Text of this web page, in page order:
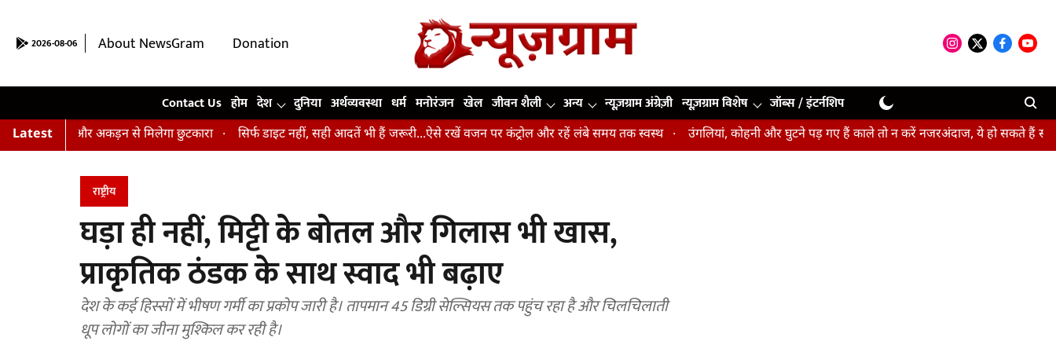
2026-08-06 About NewsGram
Donation
Contact Us होम देश दुनिया अर्थव्यवस्था धर्म मनोरंजन खेल जीवन शैली अन्य न्यूज़ग्राम अंग्रेज़ी न्यूज़ग्राम विशेष जॉब्स / इंटर्नशिप
Latest
और अकड़न से मिलेगा छुटकारा सिर्फ डाइट नहीं, सही आदतें भी हैं जरूरी...ऐसे रखें वजन पर कंट्रोल और रहें लंबे समय तक स्वस्थ उंगलियां, कोहनी और घुटने पड़ गए हैं काले तो न करें नजरअंदाज, ये हो सकते हैं संकेत
राष्ट्रीय
घड़ा ही नहीं, मिट्टी के बोतल और गिलास भी खास,
प्राकृतिक ठंडक के साथ स्वाद भी बढ़ाए
देश के कई हिस्सों में भीषण गर्मी का प्रकोप जारी है। तापमान 45 डिग्री सेल्सियस तक पहुंच रहा है और चिलचिलाती
धूप लोगों का जीना मुश्किल कर रही है।